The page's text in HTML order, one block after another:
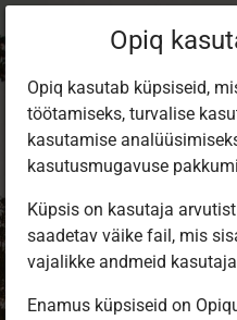
Opiq
Opiq kasutab küpsiseid,
töötamiseks, turvalise
kasutamise
kasutusmugavuse
Küpsis on kasutaja
saadetav väike fail, mis
vajalikke andmeid
Enamus küpsiseid on